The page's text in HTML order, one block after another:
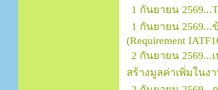
1 กันยายน
1 กันยายน
(Requirement
2 กันยายน 2569...
สร้างมูลค่าเพิ่มในง